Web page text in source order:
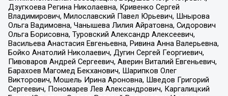
Дзугкоева Регина Николаевна, Кривенко Сергей
Владимирович, Милославский Павел Юрьевич, Шнырова
Ольга Вадимовна, Чанышева Лилия Айратовна, Сидорович
Ольга Борисовна, Туровский Александр Алексеевич,
Васильева Анастасия Евгеньевна, Ривина Анна Валерьевна,
Бойко Анатолий Николаевич, Дугин Сергей Георгиевич,
Пивоваров Андрей Сергеевич, Аверин Виталий Евгеньевич,
Барахоев Магомед Бекханович, Шарипков Олег
Викторович, Мошель Ирина Ароновна, Шведов Григорий
Сергеевич, Пономарев Лев Александрович, Каргалицкий